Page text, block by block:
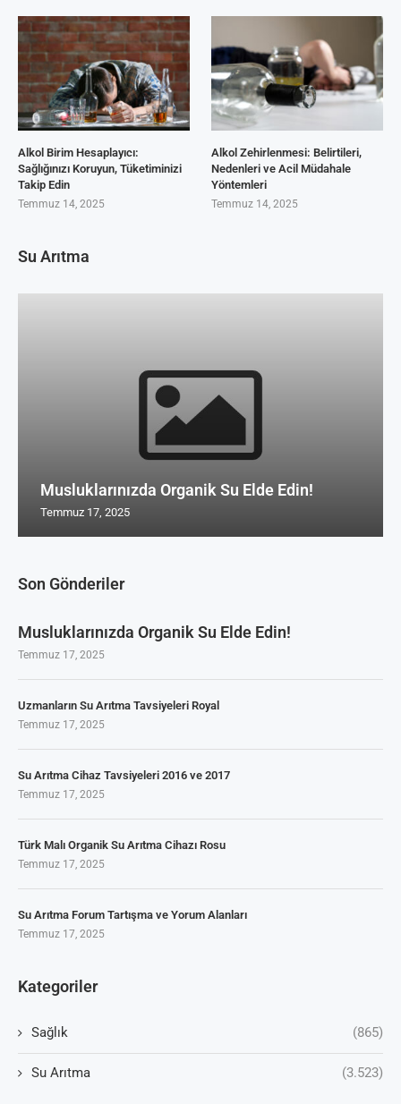
Son Gönderiler
Musluklarınızda Organik Su Elde Edin!
Temmuz 17, 2025
Uzmanların Su Arıtma Tavsiyeleri Royal
Temmuz 17, 2025
Su Arıtma Cihaz Tavsiyeleri 2016 ve 2017
Temmuz 17, 2025
Türk Malı Organik Su Arıtma Cihazı Rosu
Temmuz 17, 2025
Su Arıtma Forum Tartışma ve Yorum Alanları
Temmuz 17, 2025
Kategoriler
Sağlık (865)
Su Arıtma (3.523)
Alkol Birim Hesaplayıcı:
Sağlığınızı Koruyun, Tüketiminizi
Takip Edin
Temmuz 14, 2025
Alkol Zehirlenmesi: Belirtileri,
Nedenleri ve Acil Müdahale
Yöntemleri
Temmuz 14, 2025
Su Arıtma
Musluklarınızda Organik Su Elde Edin!
Temmuz 17, 2025